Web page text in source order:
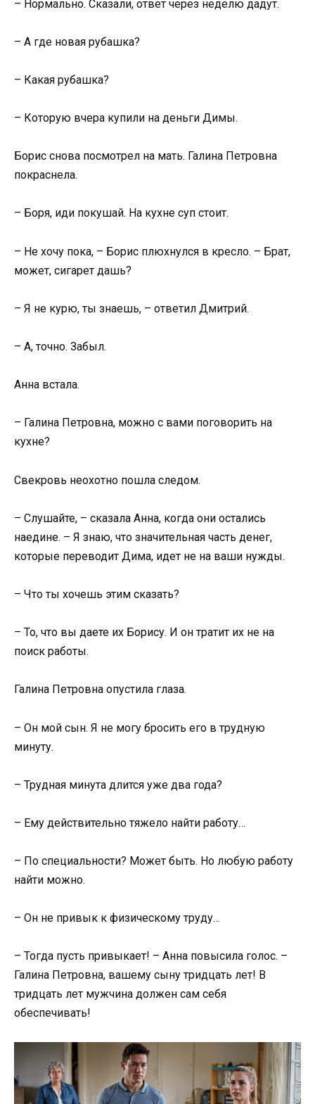
– Нормально. Сказали, ответ через неделю дадут.
– А где новая рубашка?
– Какая рубашка?
– Которую вчера купили на деньги Димы.
Борис снова посмотрел на мать. Галина Петровна
покраснела.
– Боря, иди покушай. На кухне суп стоит.
– Не хочу пока, – Борис плюхнулся в кресло. – Брат,
может, сигарет дашь?
– Я не курю, ты знаешь, – ответил Дмитрий.
– А, точно. Забыл.
Анна встала.
– Галина Петровна, можно с вами поговорить на
кухне?
Свекровь неохотно пошла следом.
– Слушайте, – сказала Анна, когда они остались
наедине. – Я знаю, что значительная часть денег,
которые переводит Дима, идет не на ваши нужды.
– Что ты хочешь этим сказать?
– То, что вы даете их Борису. И он тратит их не на
поиск работы.
Галина Петровна опустила глаза.
– Он мой сын. Я не могу бросить его в трудную
минуту.
– Трудная минута длится уже два года?
– Ему действительно тяжело найти работу…
– По специальности? Может быть. Но любую работу
найти можно.
– Он не привык к физическому труду…
– Тогда пусть привыкает! – Анна повысила голос. –
Галина Петровна, вашему сыну тридцать лет! В
тридцать лет мужчина должен сам себя
обеспечивать!